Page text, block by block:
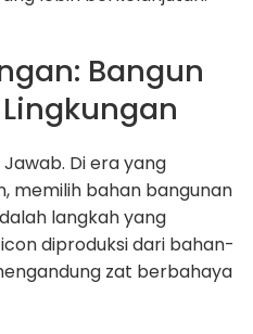
Bangun
Di era yang
memilih bahan bangunan
langkah yang
diproduksi dari bahan-
zat berbahaya